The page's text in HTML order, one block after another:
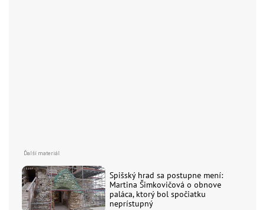
Spišský hrad sa postupne mení:
Martina Šimkovičová o obnove
paláca, ktorý bol spočiatku
neprístupný